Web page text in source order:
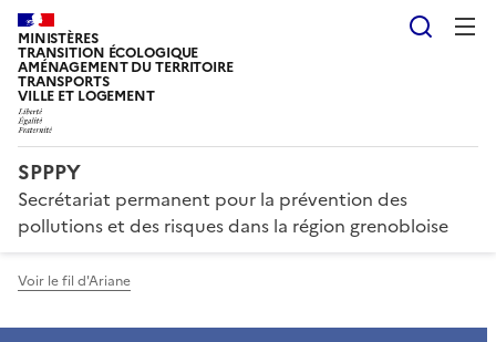
MINISTÈRES
TRANSITION ÉCOLOGIQUE
AMÉNAGEMENT DU TERRITOIRE
TRANSPORTS
VILLE ET LOGEMENT
SPPPY
Secrétariat permanent pour la prévention des
pollutions et des risques dans la région grenobloise
Voir le fil d'Ariane